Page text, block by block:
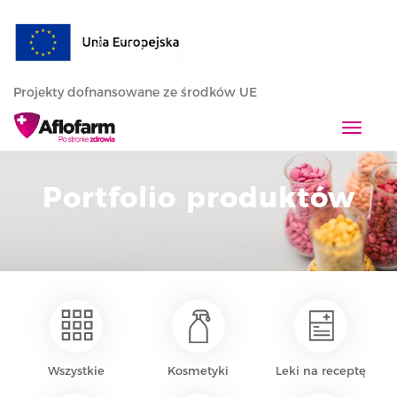
Projekty dofnansowane ze środków UE
T
o
g
g
l
e
n
a
Portfolio produktów
Wszystkie Kosmetyki Leki na receptę